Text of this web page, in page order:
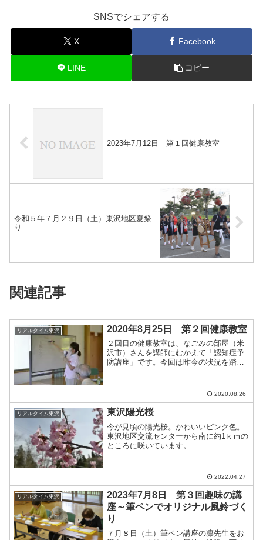
SNSでシェアする
X Facebook
LINE コピー
2023年7月12日 第１回健康教室
令和５年７月２９日（土）東沢地区夏祭
り
関連記事
リアルタイム東沢 2020年8月25日 第２回健康教室
２回目の健康教室は、なごみの部屋（米
沢市）さんを講師にむかえて「認知症予
防講座」です。今回は昨今の状況を踏ま
と、認知症予防のための体操とゲームを
行いました。この体操とゲ...
2020.08.26
リアルタイム東沢 東沢陽光桜
今が見頃の陽光桜。かわいいピンク色。
東沢地区交流センターから南に約1ｋｍの
ところに咲いています。
2022.04.27
リアルタイム東沢
2023年7月8日 第３回趣味の講
座～筆ペンでオリジナル風鈴づく
り
７月８日（土）筆ペン講座の凛先生をお